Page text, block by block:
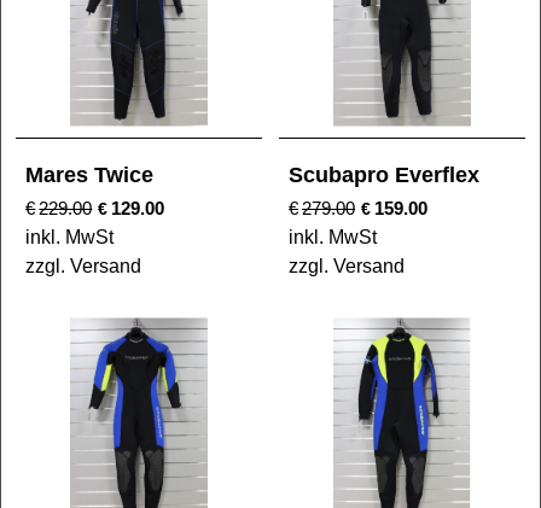
Mares Twice
€229.00 € 129.00
inkl. MwSt
zzgl. Versand
Scubapro Everflex
€279.00 € 159.00
inkl. MwSt
zzgl. Versand